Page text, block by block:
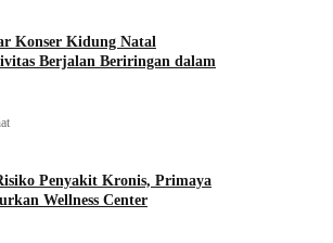
Konser Kidung Natal
Berjalan Beriringan dalam
Penyakit Kronis, Primaya
Wellness Center